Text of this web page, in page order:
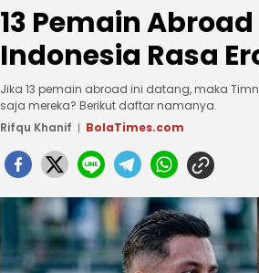
13 Pemain
Indonesia Rasa
Jika 13 pemain abroad ini datang, maka
saja mereka? Berikut daftar namanya.
Rifqu Khanif
BolaTimes.com